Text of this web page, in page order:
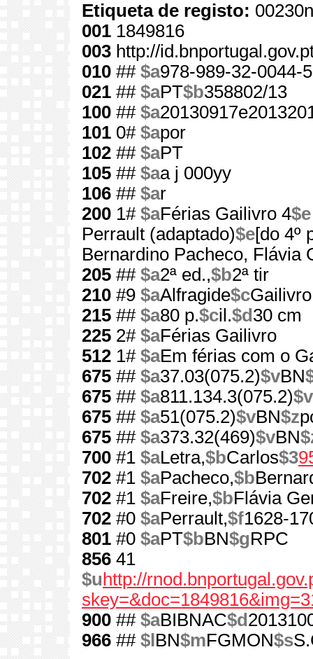
Etiqueta de registo:
001 1849816
003 http://
010 ## $a978-989-32-0044-5
021 ## $aPT$b358802/13
100 ## $a
101 0# $apor
102 ## $aPT
105 ## $aa j 000yy
106 ## $ar
200 1# $aFérias Gailivro 4$e
Perrault (adaptado)$e[do 4º
Bernardino Pacheco, Flávia
205 ## $a2ª ed.,$b2ª tir
210 #9 $aAlfragide$c
215 ## $a80 p.$cil.$d 30 cm
225 2# $aFérias Gailivro
512 1# $aEm férias com o
675 ## $a37.03(075.2)$vBN
675 ## $a811.134.3(075.2)$v
675 ## $a51(075.2)$vBN$z
675 ## $a373.32(469)$vBN
700 #1 $aLetra,$bCarlos$3
702 #1 $aPacheco,$b
702 #1 $aFreire,$bFlávia
702 #0 $aPerrault,$f1628-
801 #0 $aPT$bBN$gRPC
856 41
$u http://
900 ## $aBIBNAC$d
966 ## $l BN$mFGMON$s